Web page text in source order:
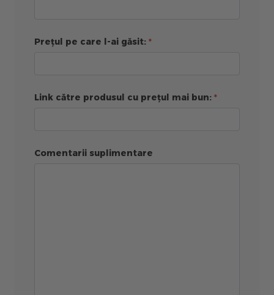
Prețul pe care l-ai găsit:
Link către produsul cu prețul mai bun:
Comentarii suplimentare